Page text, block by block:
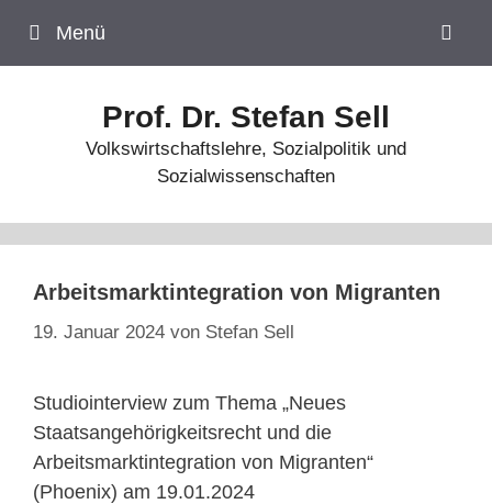
Inhalt
springen
Menü
Prof. Dr. Stefan Sell
Volkswirtschaftslehre, Sozialpolitik und
Sozialwissenschaften
Arbeitsmarktintegration von Migranten
19. Januar 2024 von Stefan Sell
Studiointerview zum Thema „Neues
Staatsangehörigkeitsrecht und die
Arbeitsmarktintegration von Migranten“
(Phoenix) am 19.01.2024